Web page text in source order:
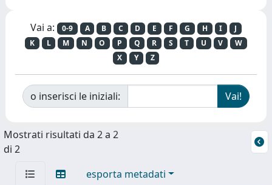
Vai a: 0-9 A B C D E F G H I
J
K
L M N O P Q R S T U V
W
X
Y Z
o inserisci le iniziali:
Mostrati risultati da 2 a 2
di 2
esporta metadati